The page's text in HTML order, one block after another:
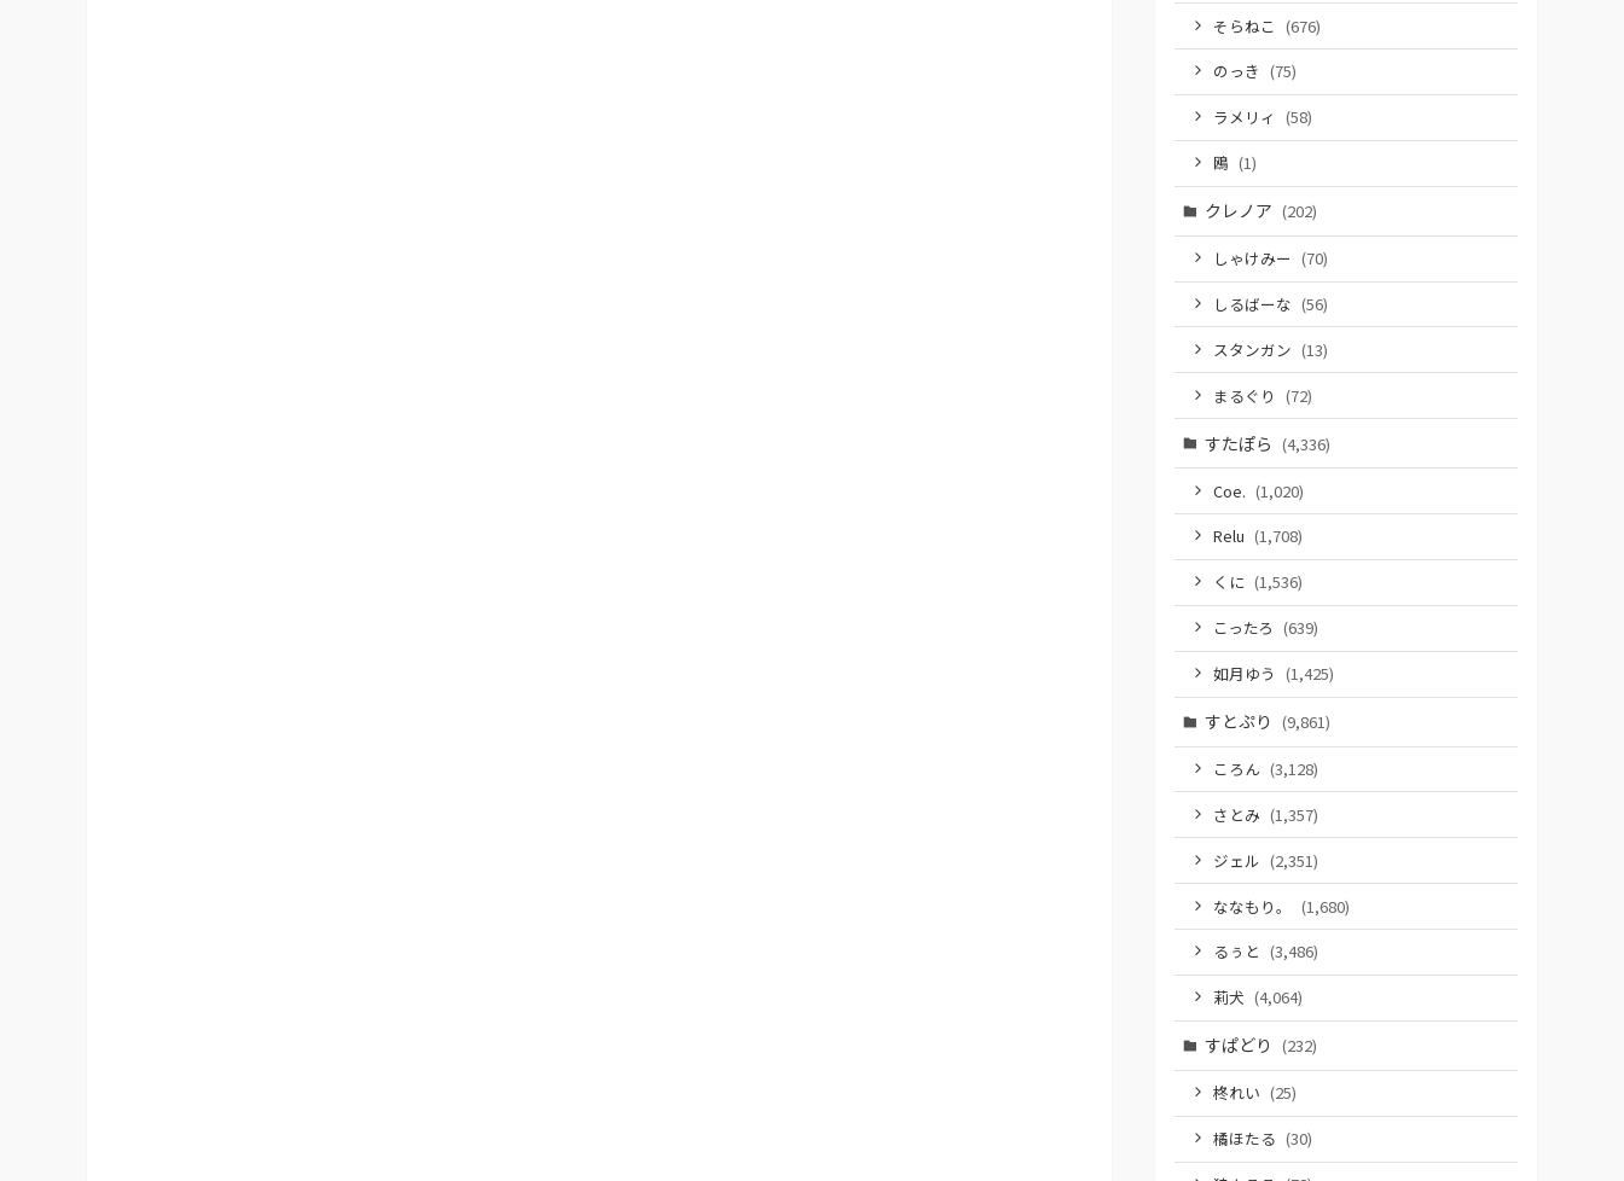
そらねこ (676)
のっき (75)
ラメリィ (58)
鴎 (1)
クレノア (202)
しゃけみー (70)
しるばーな (56)
スタンガン (13)
まるぐり (72)
すたぽら (4,336)
Coe. (1,020)
Relu (1,708)
くに (1,536)
こったろ (639)
如月ゆう (1,425)
すとぷり (9,861)
ころん (3,128)
さとみ (1,357)
ジェル (2,351)
ななもり。
(1,680)
るぅと (3,486)
莉犬 (4,064)
すぱどり (232)
柊れい (25)
橘ほたる (30)